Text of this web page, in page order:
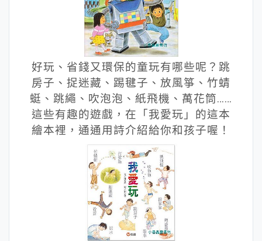
好玩、省錢又環保的童玩有哪些呢？跳
房子、捉迷藏、踢毽子、放風箏、竹蜻
蜓、跳繩、吹泡泡、紙飛機、萬花筒……
這些有趣的遊戲，在「我愛玩」的這本
繪本裡，通通用詩介紹給你和孩子喔！